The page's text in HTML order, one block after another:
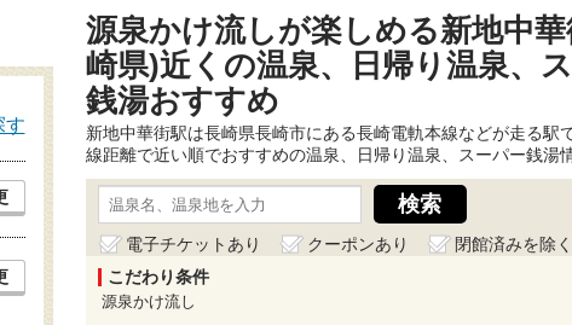
源泉かけ流しが楽しめる新地中
崎県)近くの温泉、日帰り温泉、
銭湯おすすめ
新地中華街駅は長崎県長崎市にある長崎電軌本線などが走る駅
線距離で近い順でおすすめの温泉、日帰り温泉、スーパー銭湯
電子チケットあり クーポンあり
閉館済みを除く
こだわり条件
源泉かけ流し
す